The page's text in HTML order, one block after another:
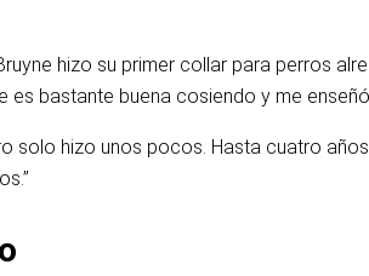
hizo su primer collar para perros
es bastante buena cosiendo y me
solo hizo unos pocos. Hasta cuatro